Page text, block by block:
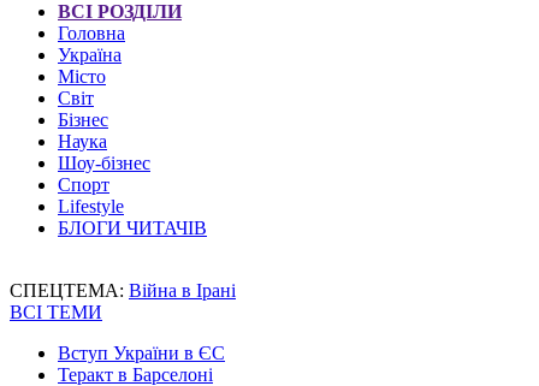
ВСІ РОЗДІЛИ
Головна
Україна
Місто
Світ
Бізнес
Наука
Шоу-бізнес
Спорт
Lifestyle
БЛОГИ ЧИТАЧІВ
СПЕЦТЕМА: Війна в Ірані
ВСІ ТЕМИ
Вступ України в ЄС
Теракт в Барселоні